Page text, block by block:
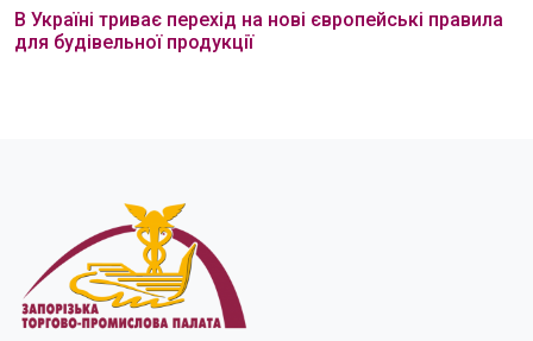
В Україні триває перехід на нові європейські правила
для будівельної продукції